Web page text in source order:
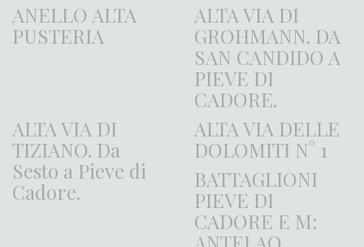
ANELLO ALTA
PUSTERIA
ALTA VIA DI
GROHMANN. DA
SAN CANDIDO A
PIEVE DI
CADORE.
ALTA VIA DI
TIZIANO. Da
Sesto a Pieve di
Cadore.
ALTA VIA DELLE
DOLOMITI N° 1
BATTAGLIONI
PIEVE DI
CADORE E M: